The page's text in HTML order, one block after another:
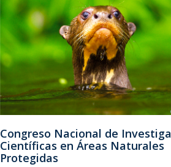
Congreso Nacional de
Científicas en Áreas Naturales
Protegidas